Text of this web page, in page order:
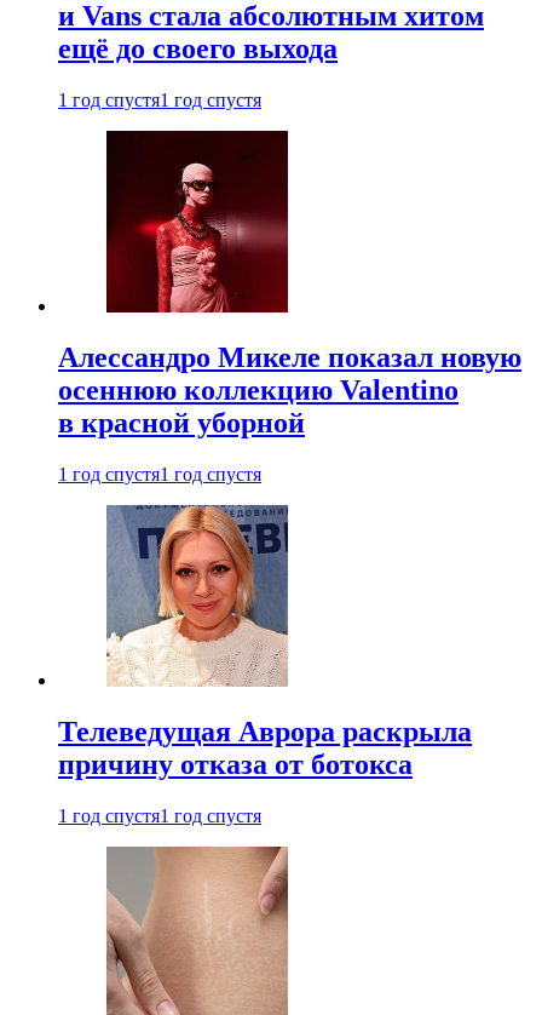
и Vans стала абсолютным хитом
ещё до своего выхода
1 год спустя1 год спустя
Алессандро Микеле показал новую
осеннюю коллекцию Valentino
в красной уборной
1 год спустя1 год спустя
Телеведущая Аврора раскрыла
причину отказа от ботокса
1 год спустя1 год спустя